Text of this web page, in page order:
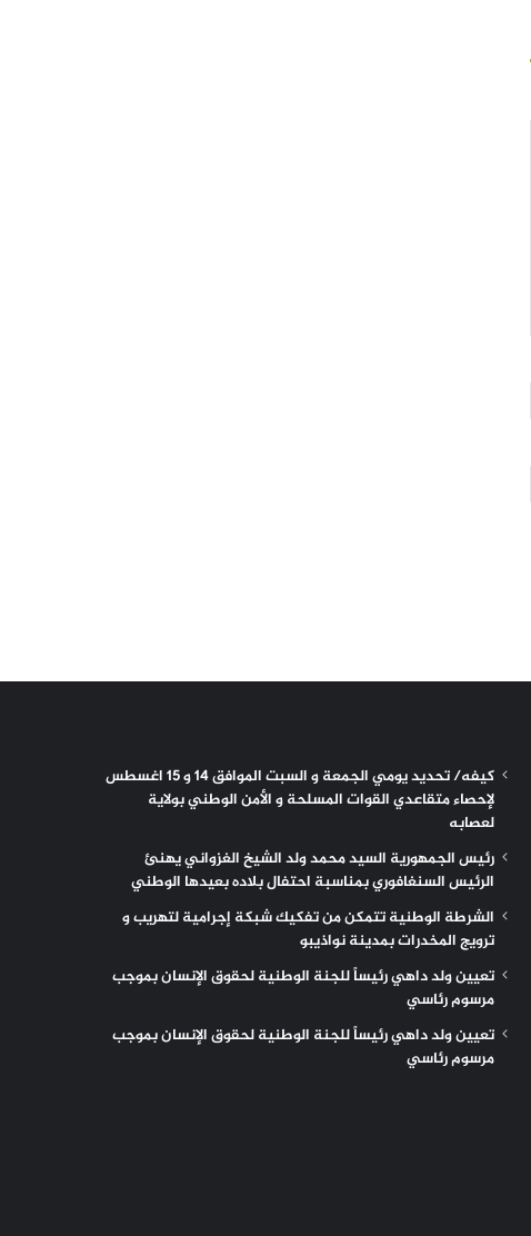
كيفه/ تحديد يومي الجمعة و السبت الموافق 14 و 15 اغسطس
لإحصاء متقاعدي القوات المسلحة و الأمن الوطني بولاية
لعصابه
رئيس الجمهورية السيد محمد ولد الشيخ الغزواني يهنئ
الرئيس السنغافوري بمناسبة احتفال بلاده بعيدها الوطني
الشرطة الوطنية تتمكن من تفكيك شبكة إجرامية لتهريب و
ترويج المخدرات بمدينة نواذيبو
تعيين ولد داهي رئيساً للجنة الوطنية لحقوق الإنسان بموجب
مرسوم رئاسي
تعيين ولد داهي رئيساً للجنة الوطنية لحقوق الإنسان بموجب
مرسوم رئاسي